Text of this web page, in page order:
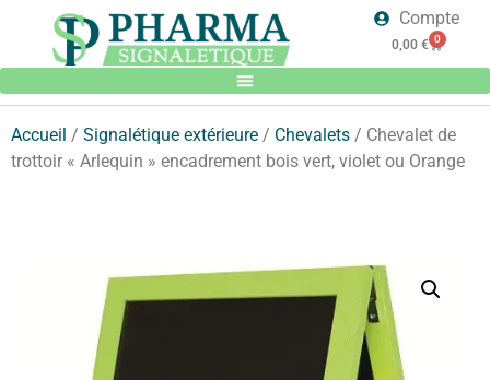
Compte
0,00 € 0
Accueil / Signalétique extérieure / Chevalets / Chevalet de
trottoir « Arlequin » encadrement bois vert, violet ou Orange